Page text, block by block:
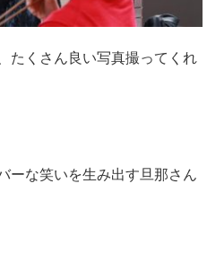
たくさん良い写真撮ってくれ
ーな笑いを生み出す旦那さん